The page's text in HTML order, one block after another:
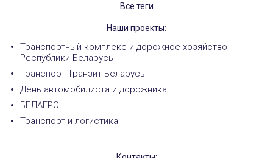
Все теги
Наши проекты:
Транспортный комплекс и дорожное хозяйство
Республики Беларусь
Транспорт Транзит Беларусь
День автомобилиста и дорожника
БЕЛАГРО
Транспорт и логистика